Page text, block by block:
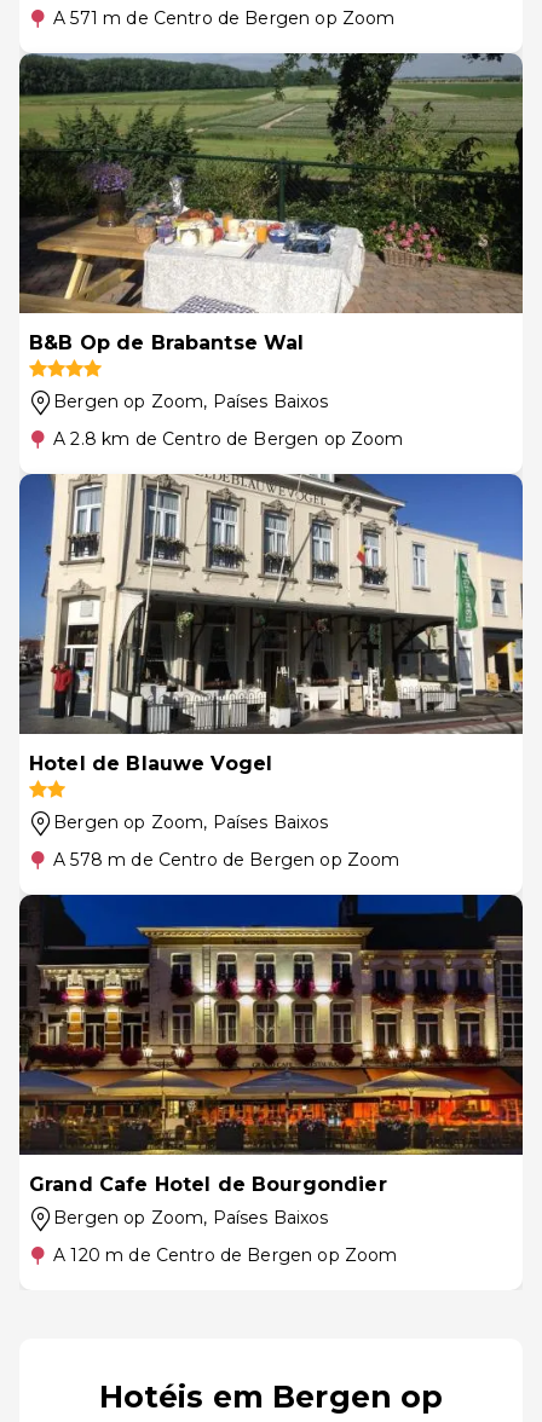
A 571 m de Centro de Bergen op Zoom
B&B Op de Brabantse Wal
Bergen op Zoom, Países Baixos
A 2.8 km de Centro de Bergen op Zoom
Hotel de Blauwe Vogel
Bergen op Zoom, Países Baixos
A 578 m de Centro de Bergen op Zoom
Grand Cafe Hotel de Bourgondier
Bergen op Zoom, Países Baixos
A 120 m de Centro de Bergen op Zoom
Hotéis em Bergen op